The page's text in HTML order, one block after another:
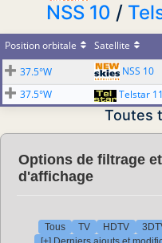
NSS 10 /
Position orbitale Satellite
37.5°W
NSS 10
37.5°W
Telstar
Toutes
Options de filtrage et
d'affichage
Tous TV HDTV